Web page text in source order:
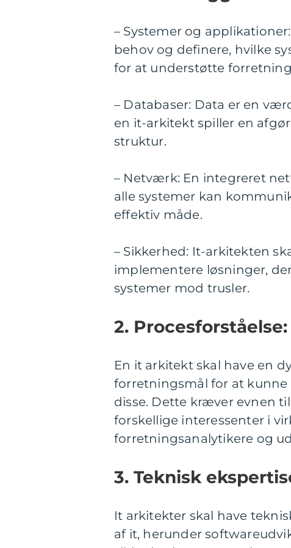
– Systemer og
behov og definere, hvilke
for at understøtte
– Databaser: Data er en
en it-arkitekt spiller en
struktur.
– Netværk: En integreret
alle systemer kan
effektiv måde.
– Sikkerhed: It-arkitekten
implementere løsninger,
systemer mod trusler.
2. Procesforståelse:
En it arkitekt skal have en
forretningsmål for at
disse. Dette kræver evnen
forskellige interessenter i
forretningsanalytikere og
3. Teknisk
It arkitekter skal have
af it, herunder